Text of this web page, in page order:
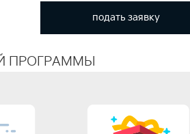
подать заявку
ПРОГРАММЫ